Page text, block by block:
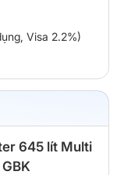
Visa 2.2%)
645 lít Multi